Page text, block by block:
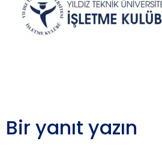
Bir yanıt yazın